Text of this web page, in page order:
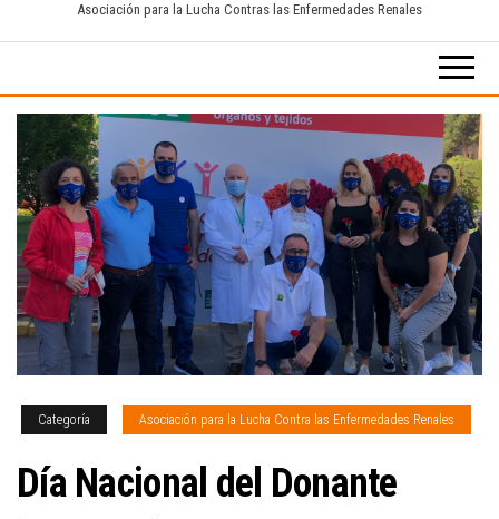
Asociación para la Lucha Contras las Enfermedades Renales
Categoría Asociación para la Lucha Contra las Enfermedades Renales
Día Nacional del Donante